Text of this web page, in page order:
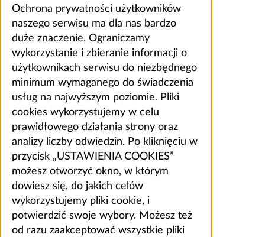
Ochrona prywatności użytkowników
naszego serwisu ma dla nas bardzo
duże znaczenie. Ograniczamy
wykorzystanie i zbieranie informacji o
użytkownikach serwisu do niezbędnego
minimum wymaganego do świadczenia
usług na najwyższym poziomie. Pliki
cookies wykorzystujemy w celu
prawidłowego działania strony oraz
analizy liczby odwiedzin. Po kliknięciu w
przycisk „USTAWIENIA COOKIES”
możesz otworzyć okno, w którym
dowiesz się, do jakich celów
wykorzystujemy pliki cookie, i
potwierdzić swoje wybory. Możesz też
od razu zaakceptować wszystkie pliki